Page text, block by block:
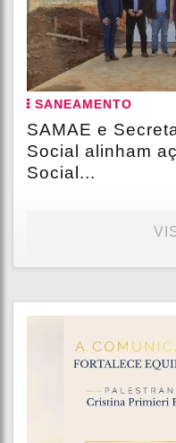
SANEAMENTO
SAMAE e
Social alinham
Social...